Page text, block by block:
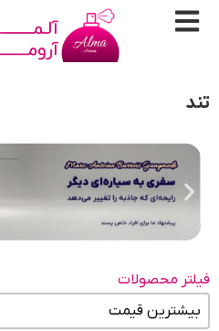
تند
فیلتر محصولات
مرتب سازی محتوا